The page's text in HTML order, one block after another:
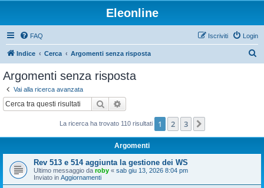
Eleonline
FAQ Login
Iscriviti
Indice Cerca Argomenti senza risposta
Argomenti senza risposta
Vai alla ricerca avanzata
Cerca
La ricerca ha trovato 110 risultati 1 2 3
Argomenti
Rev 513 e 514 aggiunta la gestione dei WS
Ultimo messaggio da roby « sab giu 13, 2026 8:04 pm
Inviato in Aggiornamenti